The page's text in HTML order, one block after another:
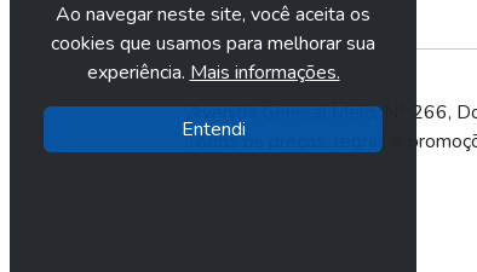
Avenida General Melo, N° 266,
Todos os preços, regras e
Ao navegar neste site, você aceita os
cookies que usamos para melhorar sua
experiência. Mais informações.
Entendi